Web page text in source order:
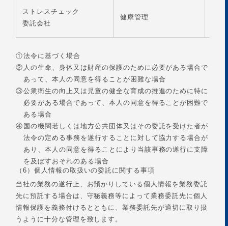
ストレスチェック
委託会社
健康管理
①法令に基づく場合
② 人の生命、身体又は財産の保護のために必要がある場合で
あって、本人の同意を得ることが困難な場合
③公衆衛生の向上又は児童の健全な育成の推進のために特に
必要がある場合であって、本人の同意を得ることが困難で
ある場合
④ 国の機関若しくは地方公共団体又はその委託を受けた者が
法令の定める事務を遂行することに対して協力する場合が
あり、本人の同意を得ることにより当該事務の遂行に支障
を及ぼすおそれのある場合
（6）個人情報の取扱いの委託に関する事項
当社の業務の遂行上、お預かりしている個人情報を業務委託
先に預託する場合は、守秘義務等によって業務委託先に個人
情報保護を義務付けるとともに、業務委託先が適切に取り扱
うように十分な管理を致します。